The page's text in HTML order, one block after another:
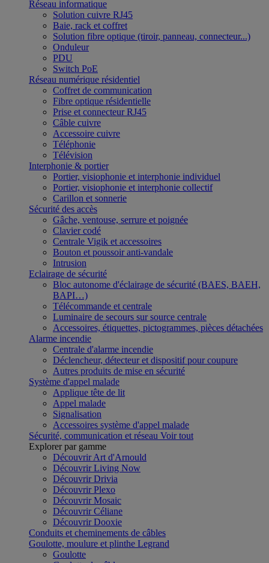
Réseau informatique
Solution cuivre RJ45
Baie, rack et coffret
Solution fibre optique (tiroir, panneau, connecteur...)
Onduleur
PDU
Switch PoE
Réseau numérique résidentiel
Coffret de communication
Fibre optique résidentielle
Prise et connecteur RJ45
Câble cuivre
Accessoire cuivre
Téléphonie
Télévision
Interphonie & portier
Portier, visiophonie et interphonie individuel
Portier, visiophonie et interphonie collectif
Carillon et sonnerie
Sécurité des accès
Gâche, ventouse, serrure et poignée
Clavier codé
Centrale Vigik et accessoires
Bouton et poussoir anti-vandale
Intrusion
Eclairage de sécurité
Bloc autonome d'éclairage de sécurité (BAES, BAEH,
BAPI…)
Télécommande et centrale
Luminaire de secours sur source centrale
Accessoires, étiquettes, pictogrammes, pièces détachées
Alarme incendie
Centrale d'alarme incendie
Déclencheur, détecteur et dispositif pour coupure
Autres produits de mise en sécurité
Système d'appel malade
Applique tête de lit
Appel malade
Signalisation
Accessoires système d'appel malade
Sécurité, communication et réseau Voir tout
Explorer par gamme
Découvrir Art d'Arnould
Découvrir Living Now
Découvrir Drivia
Découvrir Plexo
Découvrir Mosaic
Découvrir Céliane
Découvrir Dooxie
Conduits et cheminements de câbles
Goulotte, moulure et plinthe Legrand
Goulotte